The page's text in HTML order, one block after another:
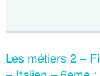
Les métiers 2 –